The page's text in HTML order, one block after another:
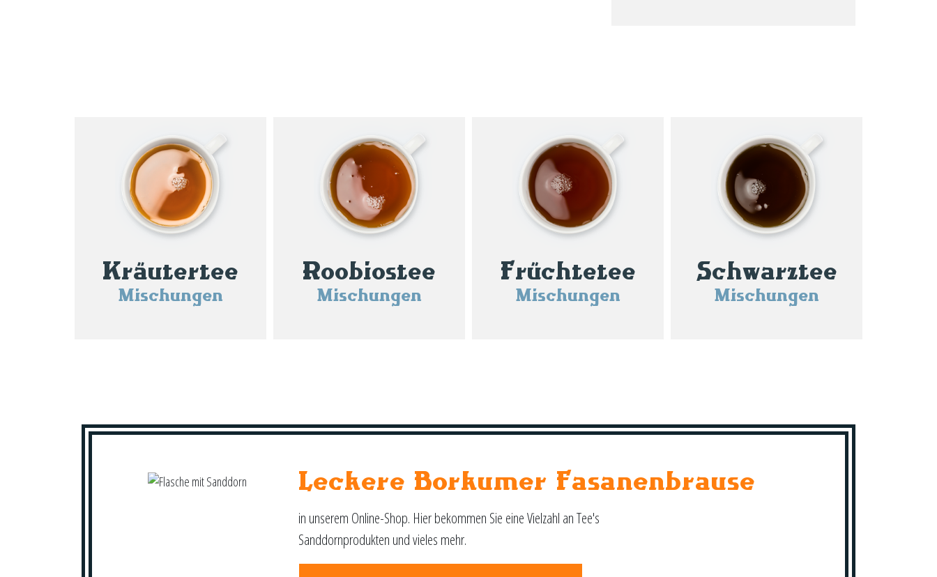
Kräutertee
Mischungen
Roobiostee
Mischungen
Früchtetee
Mischungen
Schwarztee
Mischungen
Leckere Borkumer Fasanenbrause
in unserem Online-Shop. Hier bekommen Sie eine Vielzahl an Tee's
Sanddornprodukten und vieles mehr.